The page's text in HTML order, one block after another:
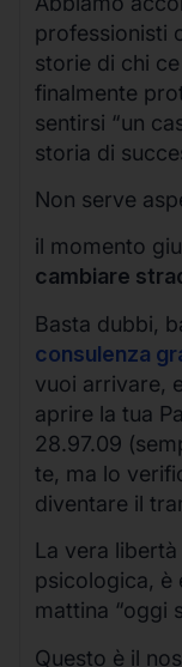
professionisti
storie di chi
finalmente
sentirsi “un
storia di
Non serve
il momento
cambiare
Basta dubbi,
consulenza
vuoi arrivare,
aprire la tua
28.97.09
te, ma lo
diventare il
La vera
psicologica, è
mattina “oggi
Questo è il